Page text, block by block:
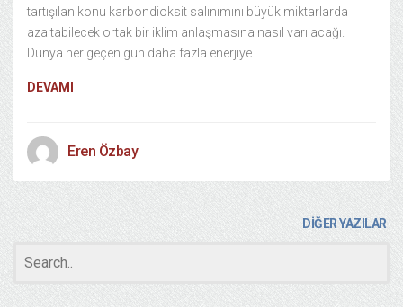
tartışılan konu karbondioksit salınımını büyük miktarlarda
azaltabilecek ortak bir iklim anlaşmasına nasıl varılacağı.
Dünya her geçen gün daha fazla enerjiye
DEVAMI
Eren Özbay
DİĞER YAZILAR